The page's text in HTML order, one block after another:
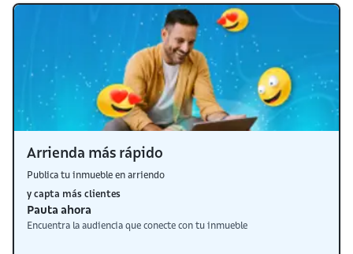
Arrienda más rápido
Publica tu inmueble en arriendo
y capta más clientes
Pauta ahora
Encuentra la audiencia que conecte con tu inmueble